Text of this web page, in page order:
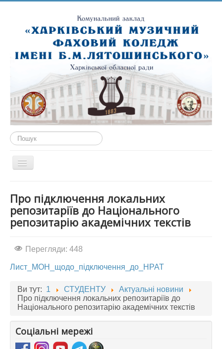
Пошук...
Перемикач
ПРО НАС
ПУБЛІЧНА ІНФОРМАЦІЯ
СТУДЕНТУ
КАБІНЕТ МЕТОДИСТА
НАВЧАЛЬНО-ВИХОВНА РОБОТА
МИСТЕЦЬКІ ПРОЄКТИ
БІБЛІОТЕКА, ФОНОТЕКА
МИСТЕЦЬКА ШКОЛА ПРИ ХМФК
Про підключення локальних
репозитаріїв до Національного
репозитарію академічних текстів
Перегляди: 448
Лист_МОН_щодо_підключення_до_НРАТ
Ви тут: 1 СТУДЕНТУ
Актуальні новини
Про підключення локальних репозитаріїв до
Національного репозитарію академічних текстів
Соціальні мережі